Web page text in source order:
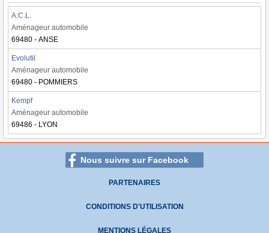
A.C.L.
Aménageur automobile
69480 - ANSE
Evolutil
Aménageur automobile
69480 - POMMIERS
Kempf
Aménageur automobile
69486 - LYON
Nous suivre sur Facebook
PARTENAIRES
CONDITIONS D'UTILISATION
MENTIONS LÉGALES